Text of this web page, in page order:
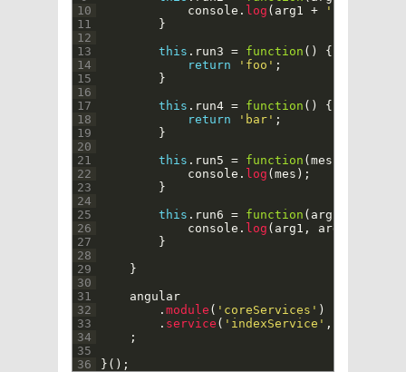
10
11
12
13
14
15
16
17
18
19
20
21
22
23
24
25
26
27
28
29
30
31
32
33
34
35
36
console . log ( arg1 + ' '
}
this . run3 = function ( )
{
return
'foo' ;
}
this . run4 = function ( )
{
return
'bar' ;
}
this . run5 = function ( mes
console . log ( mes ) ;
}
this . run6 = function ( arg1
console . log ( arg1 , arg2
}
}
angular
. module ( 'coreServices' )
. service ( 'indexService' ,
;
} ( ) ;